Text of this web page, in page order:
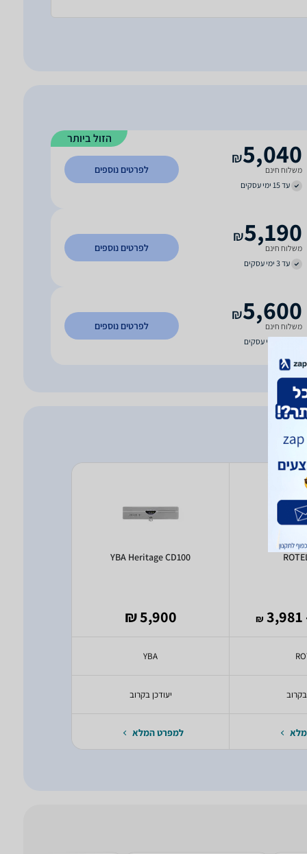
הזול ביותר
5,040
₪
משלוח חינם
עד 15 ימי עסקים
לפרטים נוספים
5,190
₪
משלוח חינם
עד 3 ימי עסקים
לפרטים נוספים
5,600
₪
משלוח חינם
לפרטים נוספים
-
₪
בקרוב
YBA Heritage CD100
5,900 ₪
YBA
יעודכן בקרוב
למפרט המלא